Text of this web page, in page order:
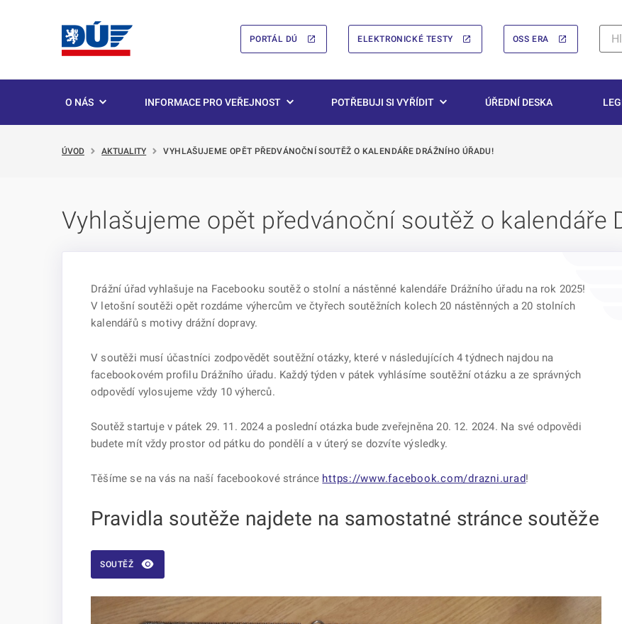
PORTÁL DÚ ELEKTRONICKÉ TESTY OSS ERA
O NÁS INFORMACE PRO VEŘEJNOST POTŘEBUJI SI VYŘÍDIT ÚŘEDNÍ DESKA
ÚVOD AKTUALITY VYHLAŠUJEME OPĚT PŘEDVÁNOČNÍ SOUTĚŽ O KALENDÁŘE DRÁŽNÍHO ÚŘADU!
Vyhlašujeme opět předvánoční soutěž o kalendáře
Drážní úřad vyhlašuje na Facebooku soutěž o stolní a nástěnné kalendáře Drážního úřadu na rok 2025!
V letošní soutěži opět rozdáme výhercům ve čtyřech soutěžních kolech 20 nástěnných a 20 stolních
kalendářů s motivy drážní dopravy.
V soutěži musí účastníci zodpovědět soutěžní otázky, které v následujících 4 týdnech najdou na
facebookovém profilu Drážního úřadu. Každý týden v pátek vyhlásíme soutěžní otázku a ze správných
odpovědí vylosujeme vždy 10 výherců.
Soutěž startuje v pátek 29. 11. 2024 a poslední otázka bude zveřejněna 20. 12. 2024. Na své odpovědi
budete mít vždy prostor od pátku do pondělí a v úterý se dozvíte výsledky.
Těšíme se na vás na naší facebookové stránce https://www.facebook.com/drazni.urad!
Pravidla soutěže najdete na samostatné stránce soutěže
SOUTĚŽ